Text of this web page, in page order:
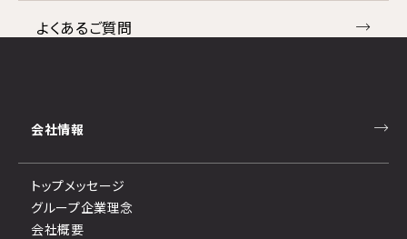
よくあるご質問
コンプライアンス
反社会勢力への対応
会社情報
トップメッセージ
グループ企業理念
会社概要